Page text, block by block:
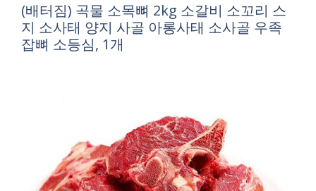
(배터짐) 곡물 소목뼈 2kg 소갈비 소꼬리 스
지 소사태 양지 사골 아롱사태 소사골 우족
잡뼈 소등심, 1개